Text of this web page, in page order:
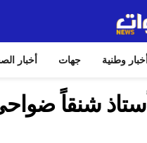
أخبار وطنية جهات أخبار
أستاذ شنقاً